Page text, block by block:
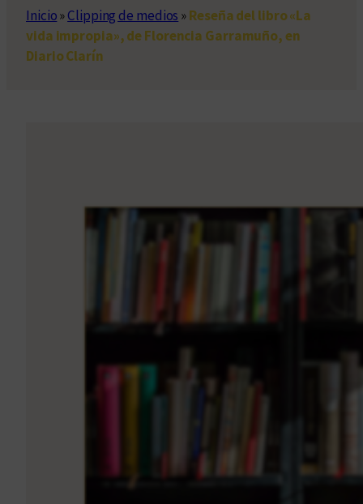
Inicio»Clipping de medios »Reseña del libro «La
vida impropia», de Florencia Garramuño, en
Diario Clarín